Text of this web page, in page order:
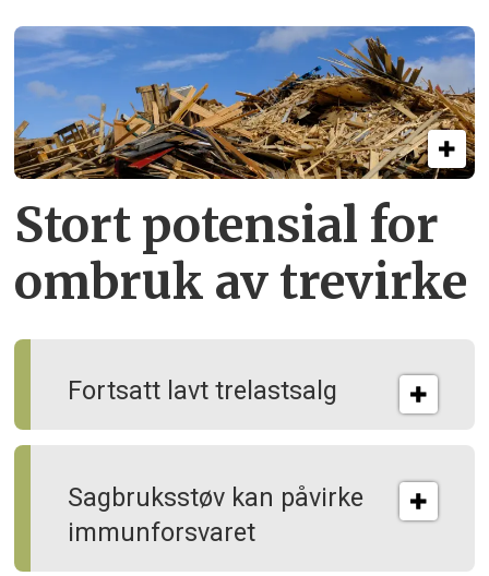
Stort potensial for
ombruk av tre­virke
Fortsatt lavt trelastsalg
Sagbruksstøv kan på­virke
immun­forsvaret